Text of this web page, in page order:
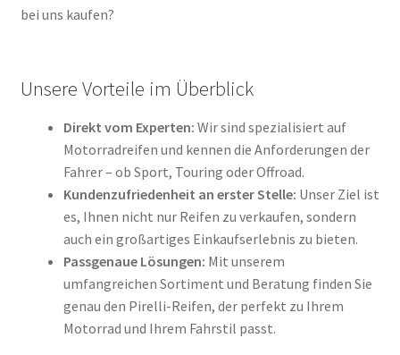
bei uns kaufen?
Unsere Vorteile im Überblick
Direkt vom Experten: Wir sind spezialisiert auf
Motorradreifen und kennen die Anforderungen der
Fahrer – ob Sport, Touring oder Offroad.
Kundenzufriedenheit an erster Stelle: Unser Ziel ist
es, Ihnen nicht nur Reifen zu verkaufen, sondern
auch ein großartiges Einkaufserlebnis zu bieten.
Passgenaue Lösungen: Mit unserem
umfangreichen Sortiment und Beratung finden Sie
genau den Pirelli-Reifen, der perfekt zu Ihrem
Motorrad und Ihrem Fahrstil passt.